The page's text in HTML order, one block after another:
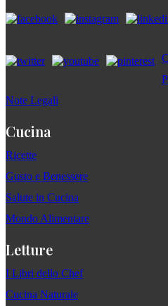
Note Legali
Cucina
Ricette
Gusto e Benessere
Salute in Cucina
Mondo Alimentare
Letture
I Libri dello Chef
Cucina Naturale